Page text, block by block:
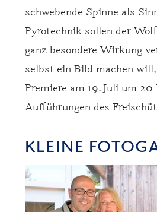
schwebende Spinne als
Pyrotechnik sollen der
ganz besondere Wirkung
selbst ein Bild machen
Premiere am 19. Juli um
Aufführungen des
KLEINE